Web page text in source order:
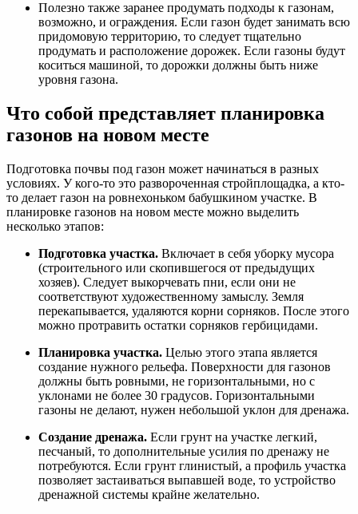
Полезно также заранее продумать подходы к газонам,
возможно, и ограждения. Если газон будет занимать всю
придомовую территорию, то следует тщательно
продумать и расположение дорожек. Если газоны будут
коситься машиной, то дорожки должны быть ниже
уровня газона.
Что собой представляет планировка
газонов на новом месте
Подготовка почвы под газон может начинаться в разных
условиях. У кого-то это развороченная стройплощадка, а кто-
то делает газон на ровнехоньком бабушкином участке. В
планировке газонов на новом месте можно выделить
несколько этапов:
Подготовка участка. Включает в себя уборку мусора
(строительного или скопившегося от предыдущих
хозяев). Следует выкорчевать пни, если они не
соответствуют художественному замыслу. Земля
перекапывается, удаляются корни сорняков. После этого
можно протравить остатки сорняков гербицидами.
Планировка участка. Целью этого этапа является
создание нужного рельефа. Поверхности для газонов
должны быть ровными, не горизонтальными, но с
уклонами не более 30 градусов. Горизонтальными
газоны не делают, нужен небольшой уклон для дренажа.
Создание дренажа. Если грунт на участке легкий,
песчаный, то дополнительные усилия по дренажу не
потребуются. Если грунт глинистый, а профиль участка
позволяет застаиваться выпавшей воде, то устройство
дренажной системы крайне желательно.